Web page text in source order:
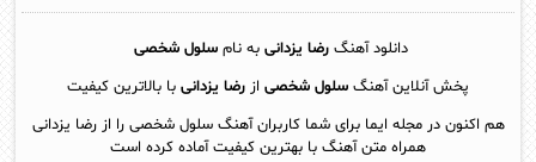
دانلود آهنگرضا یزدانی به نامسلول شخصی
پخش آنلاين آهنگ سلول شخصی از رضا یزدانی با بالاترین کیفیت
هم اکنون در مجله ایما برای شما کاربران آهنگ سلول شخصی را از رضا یزدانی
همراه متن آهنگ با بهترین کیفیت آماده کرده است